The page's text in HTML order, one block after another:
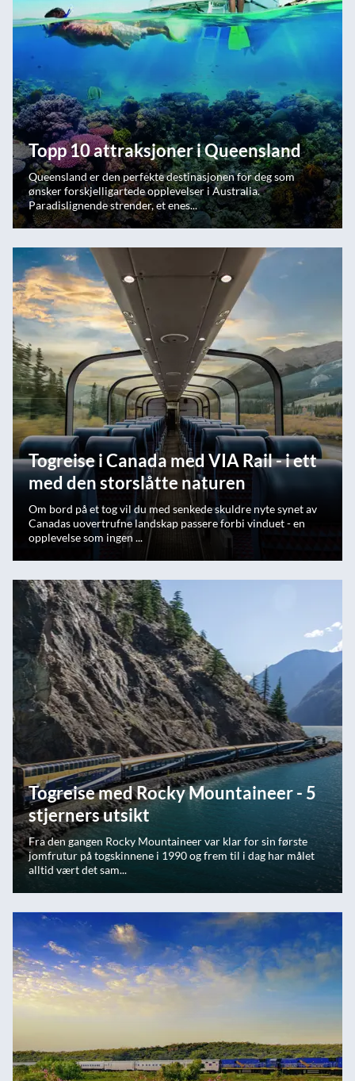
Topp 10 attraksjoner i Queensland
Queensland er den perfekte destinasjonen for deg som
ønsker forskjelligartede opplevelser i Australia.
Paradislignende strender, et enes...
Togreise i Canada med VIA Rail - i ett
med den storslåtte naturen
Om bord på et tog vil du med senkede skuldre nyte synet av
Canadas uovertrufne landskap passere forbi vinduet - en
opplevelse som ingen ...
Togreise med Rocky Mountaineer - 5
stjerners utsikt
Fra den gangen Rocky Mountaineer var klar for sin første
jomfrutur på togskinnene i 1990 og frem til i dag har målet
alltid vært det sam...